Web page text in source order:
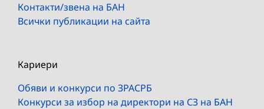
Контакти/звена на БАН
Всички публикации на сайта
Кариери
Обяви и конкурси по ЗРАСРБ
Конкурси за избор на директори на СЗ на БАН